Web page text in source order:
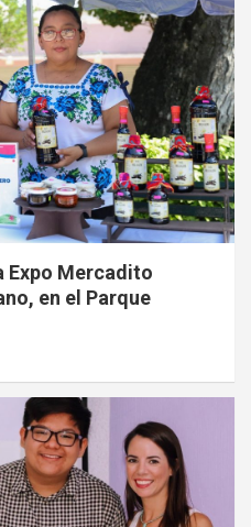
Expo Mercadito
en el Parque